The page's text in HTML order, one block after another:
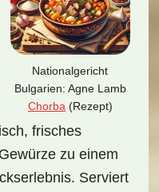
Nationalgericht
Bulgarien: Agne Lamb
Chorba (Rezept)
frisches
zu einem
Serviert